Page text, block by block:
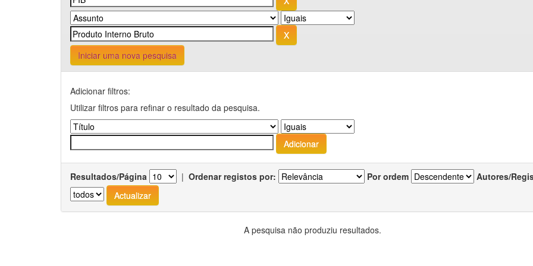
Iniciar uma nova pesquisa
Adicionar filtros:
Utilizar filtros para refinar o resultado da pesquisa.
Resultados/Página | Ordenar registos por: Por ordem Autores/
A pesquisa não produziu resultados.